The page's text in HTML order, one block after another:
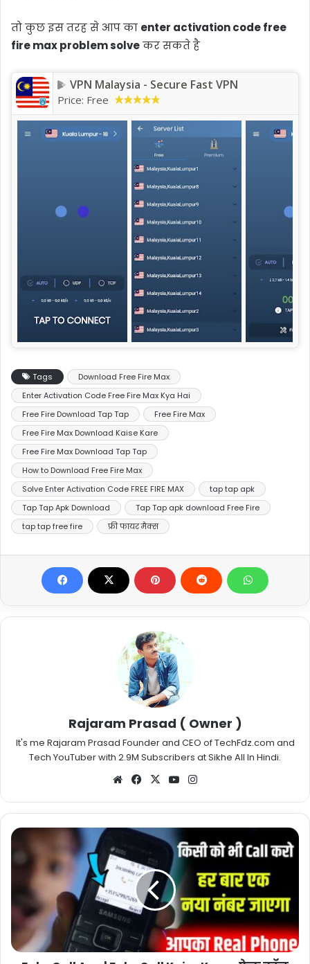
तो कुछ इस तरह से आप का enter activation code free
fire max problem solveकर सकते है
VPN Malaysia - Secure Fast VPN
Price: Free
Tags
Download Free Fire Max
Enter Activation Code Free Fire Max Kya Hai
Free Fire Download Tap Tap
Free Fire Max
Free Fire Max Download Kaise Kare
Free Fire Max Download Tap Tap
How to Download Free Fire Max
Solve Enter Activation Code FREE FIRE MAX
tap tap apk
Tap Tap Apk Download
Tap Tap apk download Free Fire
tap tap free fire
फ्री फायर मैक्स
Rajaram Prasad ( Owner )
It's me Rajaram Prasad Founder and CEO of TechFdz.com and
Tech YouTuber with 2.9M Subscribers at Sikhe All In Hindi.
WebsiteFacebook
X YouTube